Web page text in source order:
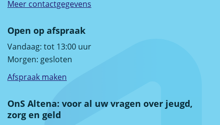
Meer contactgegevens
Open op afspraak
Vandaag: tot 13:00 uur
Morgen: gesloten
Afspraak maken
OnS Altena: voor al uw vragen over jeugd,
zorg en geld